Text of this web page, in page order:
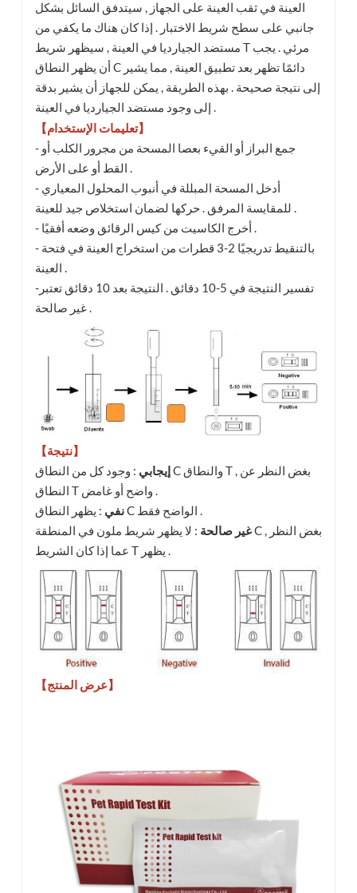
العينة في ثقب العينة على الجهاز , سيتدفق السائل بشكل
جانبي على سطح شريط الاختبار . إذا كان هناك ما يكفي من
مستضد الجيارديا في العينة , سيظهر شريط T مرئي . يجب
أن يظهر النطاق C دائمًا تظهر بعد تطبيق العينة , مما يشير
إلى نتيجة صحيحة . بهذه الطريقة , يمكن للجهاز أن يشير بدقة
إلى وجود مستضد الجيارديا في العينة .
【تعليمات الإستخدام】
- جمع البراز أو القيء بعصا المسحة من مجرور الكلب أو
القط أو على الأرض .
- أدخل المسحة المبللة في أنبوب المحلول المعياري
للمقايسة المرفق . حركها لضمان استخلاص جيد للعينة .
- أخرج الكاسيت من كيس الرقائق وضعه أفقيًا .
- بالتنقيط تدريجيًا 2-3 قطرات من استخراج العينة في فتحة
العينة .
-تفسير النتيجة في 5-10 دقائق . النتيجة بعد 10 دقائق تعتبر
غير صالحة .
【نتيجة】
إيجابي : وجود كل من النطاق C والنطاق T , بغض النظر عن
النطاق T واضح أو غامض .
نفي
: يظهر النطاق C الواضح فقط .
غير صالحة : لا يظهر شريط ملون في المنطقة C , بغض النظر
عما إذا كان الشريط T يظهر .
【عرض المنتج】